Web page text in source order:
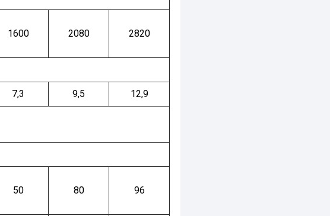
1600 2080 2820
7,3 9,5
12,9
50 80 96